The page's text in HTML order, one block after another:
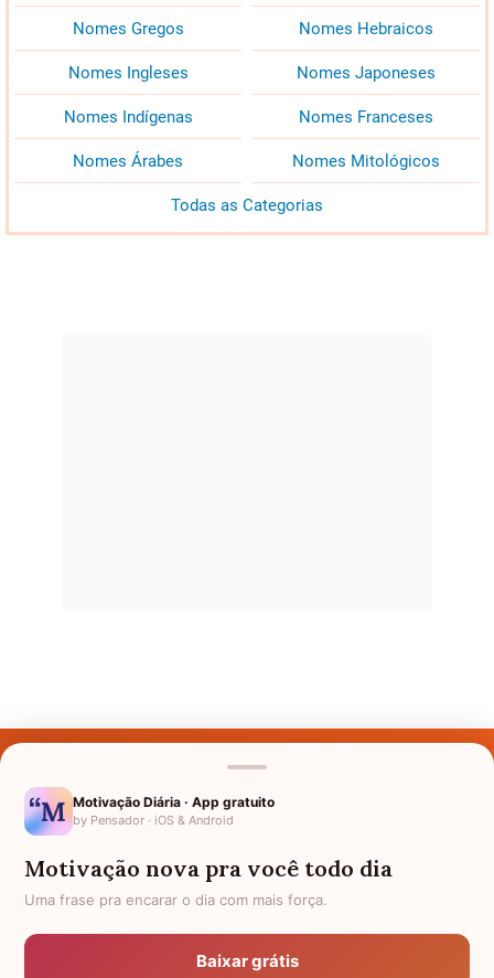
Nomes Gregos Nomes Hebraicos
Nomes Ingleses Nomes Japoneses
Nomes Indígenas Nomes Franceses
Nomes Árabes Nomes Mitológicos
Todas as Categorias
Nomes pelo Mundo
Política de Privacidade
Motivação Diária · App gratuito
by Pensador · iOS & Android
Motivação nova pra você todo dia
Uma frase pra encarar o dia com mais força.
Baixar grátis